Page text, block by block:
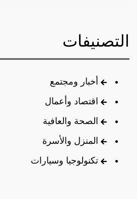
التصنيفات
أخبار ومجتمع
اقتصاد وأعمال
الصحة والعافية
المنزل والأسرة
تكنولوجيا وسيارات